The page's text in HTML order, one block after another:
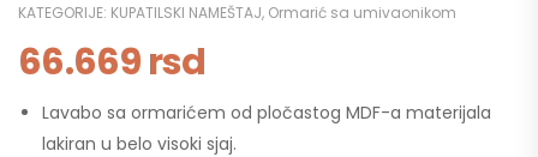
KATEGORIJE: KUPATILSKI NAMEŠTAJ, Ormarić sa umivaonikom
66.669rsd
Lavabo sa ormarićem od pločastog MDF-a materijala
lakiran u belo visoki sjaj.